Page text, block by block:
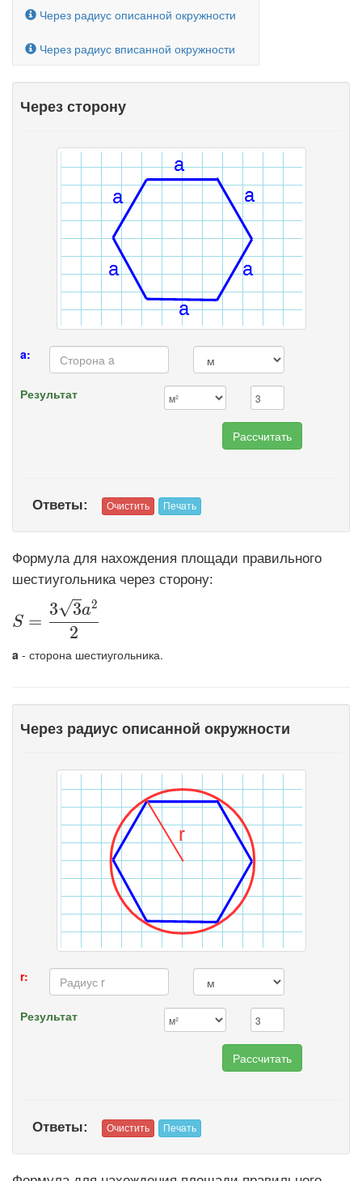
Через радиус описанной окружности
Через радиус вписанной окружности
Через сторону
a:
Результат
Ответы:
Формула для нахождения площади правильного
шестиугольника через сторону:
\displaystyle S=\frac{3\sqrt3a^2}{2}
S =
2
3√3a2
a - сторона шестиугольника.
Через радиус описанной окружности
r:
Результат
Ответы: